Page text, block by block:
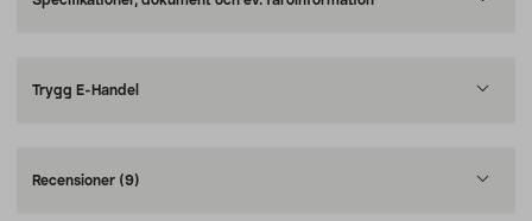
Trygg E-Handel
Recensioner (9)